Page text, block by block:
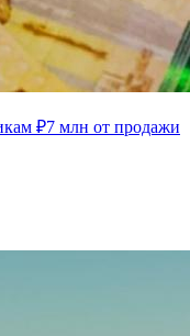
₽7 млн от продажи